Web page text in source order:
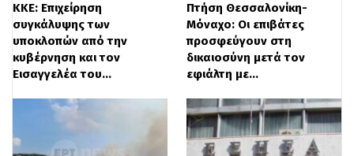
ΚΚΕ: Επιχείρηση
συγκάλυψης των
υποκλοπών από την
κυβέρνηση και τον
Εισαγγελέα του…
Πτήση Θεσσαλονίκη-
Μόναχο: Οι επιβάτες
προσφεύγουν στη
δικαιοσύνη μετά τον
εφιάλτη με…